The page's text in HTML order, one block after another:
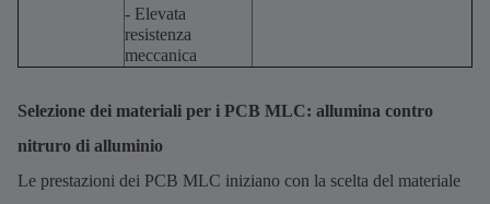
- Elevata
resistenza
meccanica
Selezione dei materiali per i PCB MLC: allumina contro
nitruro di alluminio
Le prestazioni dei PCB MLC iniziano con la scelta del materiale